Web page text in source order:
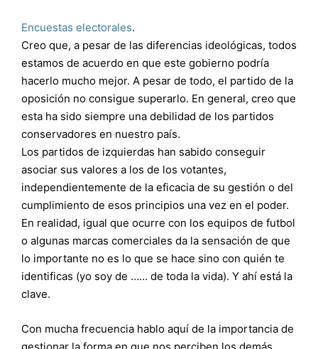
Encuestas electorales.
Creo que, a pesar de las diferencias ideológicas, todos
estamos de acuerdo en que este gobierno podría
hacerlo mucho mejor. A pesar de todo, el partido de la
oposición no consigue superarlo. En general, creo que
esta ha sido siempre una debilidad de los partidos
conservadores en nuestro país.
Los partidos de izquierdas han sabido conseguir
asociar sus valores a los de los votantes,
independientemente de la eficacia de su gestión o del
cumplimiento de esos principios una vez en el poder.
En realidad, igual que ocurre con los equipos de futbol
o algunas marcas comerciales da la sensación de que
lo importante no es lo que se hace sino con quién te
identificas (yo soy de …… de toda la vida). Y ahí está la
clave.
Con mucha frecuencia hablo aquí de la importancia de